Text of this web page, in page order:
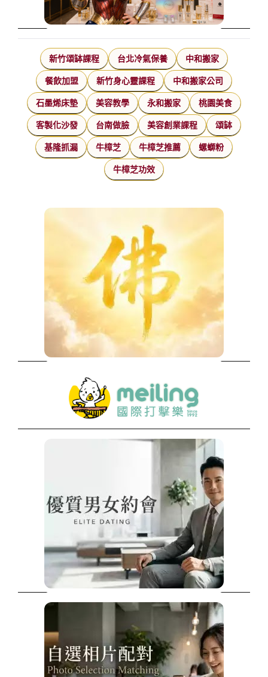
新竹頌缽課程 台北冷氣保養 中和搬家
餐飲加盟 新竹身心靈課程 中和搬家公司
石墨烯床墊 美容教學 永和搬家 桃園美食
客製化沙發 台南做臉 美容創業課程 頌缽
基隆抓漏 牛樟芝 牛樟芝推薦 螺螄粉
牛樟芝功效